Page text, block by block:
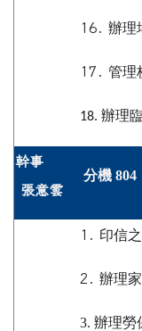
16. 辦理
17. 管理
18. 辦理
幹事
張意雲
分機
1. 印信
2. 辦理
3. 辦理勞